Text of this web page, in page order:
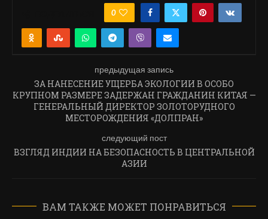
0
предыдущая запись
ЗА НАНЕСЕНИЕ УЩЕРБА ЭКОЛОГИИ В ОСОБО
КРУПНОМ РАЗМЕРЕ ЗАДЕРЖАН ГРАЖДАНИН КИТАЯ —
ГЕНЕРАЛЬНЫЙ ДИРЕКТОР ЗОЛОТОРУДНОГО
МЕСТОРОЖДЕНИЯ «ДОЛПРАН»
следующий пост
ВЗГЛЯД ИНДИИ НА БЕЗОПАСНОСТЬ В ЦЕНТРАЛЬНОЙ
АЗИИ
ВАМ ТАКЖЕ МОЖЕТ ПОНРАВИТЬСЯ